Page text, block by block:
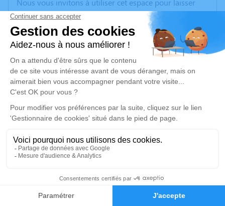
Faire-part Hommages
Nous vous invitons à utiliser cet espace pour laisser
vos condoléances, partager des photos souvenirs, une
anecdote ou exprimer vos pensées à travers des
poèmes ou des textes. Cet endroit est un lieu
d'expression dédié à honorer la mémoire de Danièle
FRANCO.
Un service de plantation d’arbre hommage est
disponible ici
Crémation
Crématorium de Nimes - Gard de Nîmes
490 Rue Max Chabaud